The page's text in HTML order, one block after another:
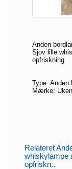
Anden
Sjov lille
opfriskning
Type: Anden
Mærke:
Relateret
whiskylampe
opfriskn..